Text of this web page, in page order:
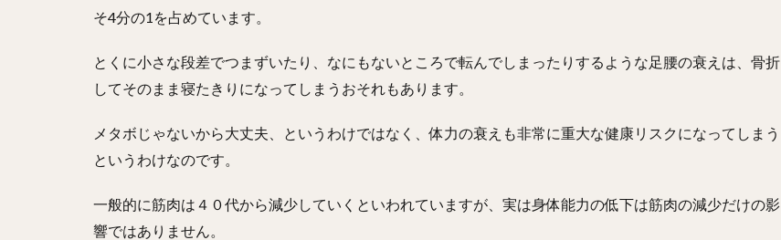
そ4分の1を占めています。
とくに小さな段差でつまずいたり、なにもないところで転んでしまったりするような足腰の衰えは、骨折
してそのまま寝たきりになってしまうおそれもあります。
メタボじゃないから大丈夫、というわけではなく、体力の衰えも非常に重大な健康リスクになってしまう
というわけなのです。
一般的に筋肉は４０代から減少していくといわれていますが、実は身体能力の低下は筋肉の減少だけの影
響ではありません。